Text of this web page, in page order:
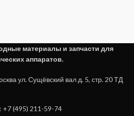
материалы и запчасти для
аппаратов.
ул. Сущёвский вал д. 5, стр. 20 ТД
+7 (495) 211-59-74